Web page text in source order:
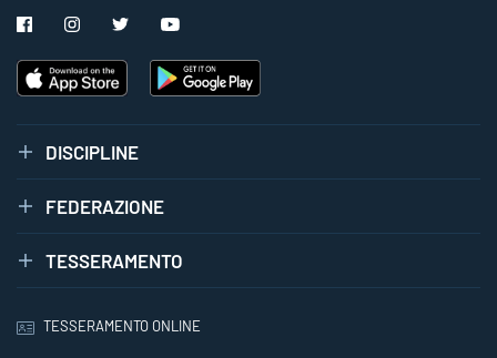
DISCIPLINE
FEDERAZIONE
TESSERAMENTO
TESSERAMENTO ONLINE